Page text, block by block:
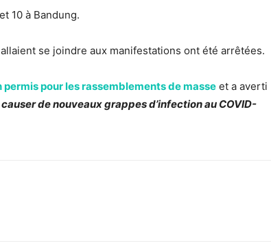
10 à Bandung.
se joindre aux manifestations ont été arrêtées.
permis pour les rassemblements de masse et a averti
de nouveaux grappes d’infection au COVID-